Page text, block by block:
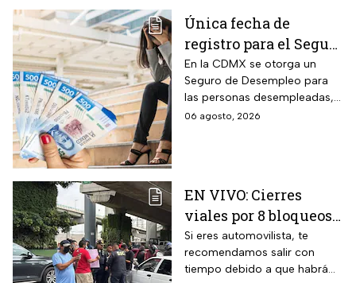
Única fecha de
registro para el Seguro
de Desempleo en
CDMX que da 3 mil
566 pesos
En la CDMX se otorga un
Seguro de Desempleo para
las personas desempleadas,
así que si perdiste tu trabajo
06 agosto, 2026
EN VIVO: Cierres
viales por 8 bloqueos
en CDMX hoy
Si eres automovilista, te
recomendamos salir con
tiempo debido a que habrá